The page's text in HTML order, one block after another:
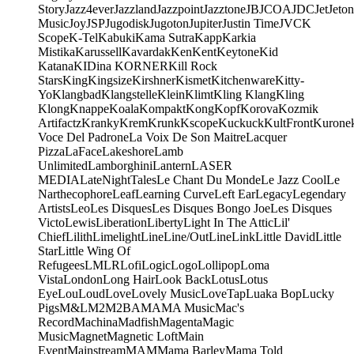
StoryJazz4everJazzlandJazzpointJazztoneJBJCOAJDCJetJeton
MusicJoyJSPJugodiskJugotonJupiterJustin TimeJVCK
ScopeK-TelKabukiKama SutraKappKarkia
MistikaKarussellKavardakKenKentKeytoneKid
KatanaKIDina KORNERKill Rock
StarsKingKingsizeKirshnerKismetKitchenwareKitty-
YoKlangbadKlangstelleKleinKlimtKling KlangKling
KlongKnappeKoalaKompaktKongKopfKorovaKozmik
ArtifactzKrankyKremKrunkKscopeKuckuckKultFront
Voce Del PadroneLa Voix De Son MaitreLacquer
PizzaLaFaceLakeshoreLamb
UnlimitedLamborghiniLanternLASER
MEDIALateNightTalesLe Chant Du MondeLe Jazz CoolLe
NarthecophoreLeafLearning CurveLeft EarLegacyLegendary
ArtistsLeoLes DisquesLes Disques Bongo JoeLes Disques
VictoLewisLiberationLibertyLight In The AtticLil'
ChiefLilithLimelightLineLine/OutLineLinkLittle DavidLittle
StarLittle Wing Of
RefugeesLMLRLofiLogicLogoLollipopLoma
VistaLondonLong HairLook BackLotusLotus
EyeLouLoudLoveLovely MusicLoveTapLuaka BopLucky
PigsM&LM2M2BAMAMA MusicMac's
RecordMachinaMadfishMagentaMagic
MusicMagnetMagnetic LoftMain
EventMainstreamMAMMama BarleyMama Told